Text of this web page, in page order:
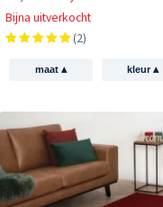
Bijna uitverkocht
(2)
maat ▴ kleur▴